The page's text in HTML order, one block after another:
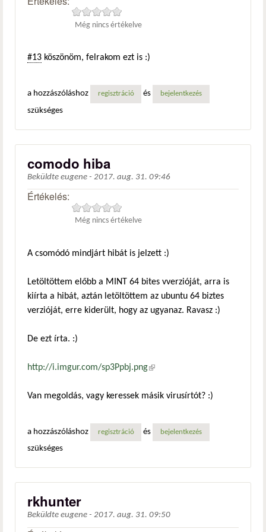
Még nincs értékelve
#13 köszönöm, felrakom ezt is :)
a hozzászóláshoz regisztráció és bejelentkezés
szükséges
comodo hiba
Beküldte eugene - 2017. aug. 31. 09:46
Értékelés:
Még nincs értékelve
A csomódó mindjárt hibát is jelzett :)
Letöltöttem előbb a MINT 64 bites vverzióját, arra is
kiírta a hibát, aztán letöltöttem az ubuntu 64 biztes
verzióját, erre kiderült, hogy az ugyanaz. Ravasz :)
De ezt írta. :)
http://i.imgur.com/sp3Ppbj.png(külső hivatkozás)
Van megoldás, vagy keressek másik virusírtót? :)
a hozzászóláshoz regisztráció és bejelentkezés
szükséges
rkhunter
Beküldte eugene - 2017. aug. 31. 09:50